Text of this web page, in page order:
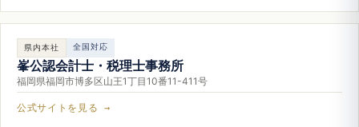
県内本社 全国対応
峯公認会計士・税理士事務所
福岡県福岡市博多区山王1丁目10番11-411号
公式サイトを見る →